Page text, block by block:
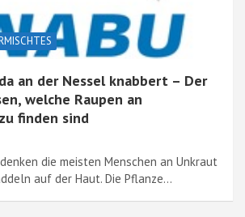
an der Nessel knabbert – Der
welche Raupen an
finden sind
die meisten Menschen an Unkraut
auf der Haut. Die Pflanze…